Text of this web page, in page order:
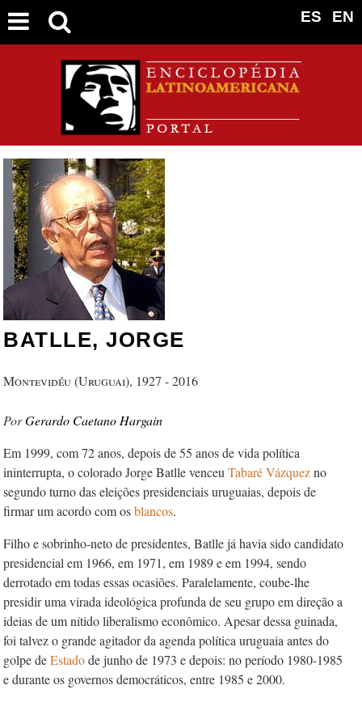
EN
ES
BATLLE, JORGE
Montevidéu (Uruguai), 1927 - 2016
Gerardo Caetano Hargain
Em 1999, com 72 anos, depois de 55 anos de vida política
ininterrupta, o colorado Jorge Batlle venceu Tabaré Vázquezno
segundo turno das eleições presidenciais uruguaias, depois de
firmar um acordo com osblancos.
Filho e sobrinho-neto de presidentes, Batlle já havia sido candidato
presidencial em 1966, em 1971, em 1989 e em 1994, sendo
derrotado em todas essas ocasiões. Paralelamente, coube-lhe
presidir uma virada ideológica profunda de seu grupo em direção a
ideias de um nítido liberalismo econômico. Apesar dessa guinada,
foi talvez o grande agitador da agenda política uruguaia antes do
golpe deEstadode junho de 1973 e depois: no período 1980-1985
e durante os governos democráticos, entre 1985 e 2000.